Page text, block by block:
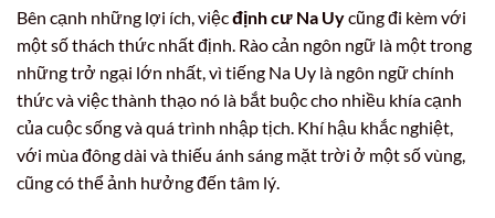
Bên cạnh những lợi ích, việcđịnh cư Na Uycũng đi kèm với
một số thách thức nhất định. Rào cản ngôn ngữ là một trong
những trở ngại lớn nhất, vì tiếng Na Uy là ngôn ngữ chính
thức và việc thành thạo nó là bắt buộc cho nhiều khía cạnh
của cuộc sống và quá trình nhập tịch. Khí hậu khắc nghiệt,
với mùa đông dài và thiếu ánh sáng mặt trời ở một số vùng,
cũng có thể ảnh hưởng đến tâm lý.